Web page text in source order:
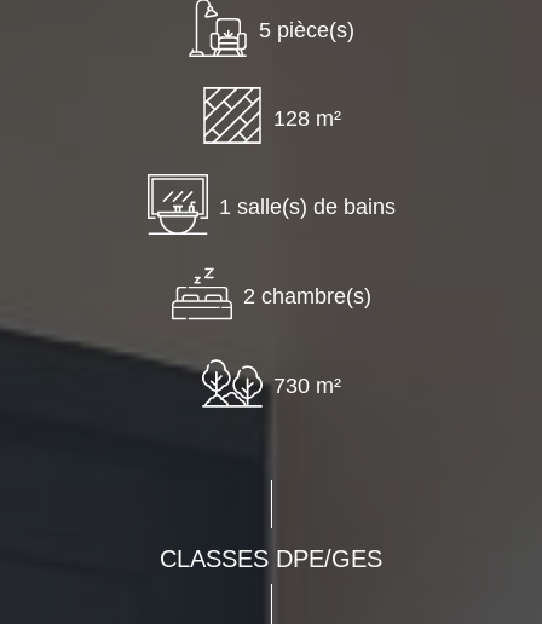
5 pièce(s)
128 m²
1 salle(s) de bains
2 chambre(s)
730 m²
CLASSES DPE/GES